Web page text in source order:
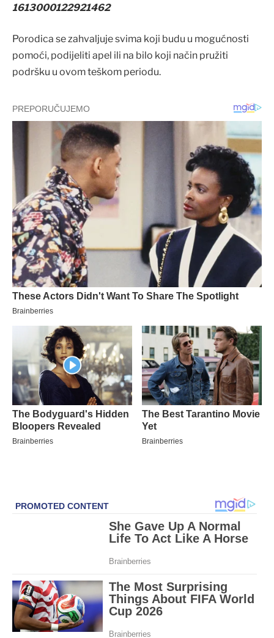
1613000122921462
Porodica se zahvaljuje svima koji budu u mogućnosti
pomoći, podijeliti apel ili na bilo koji način pružiti
podršku u ovom teškom periodu.